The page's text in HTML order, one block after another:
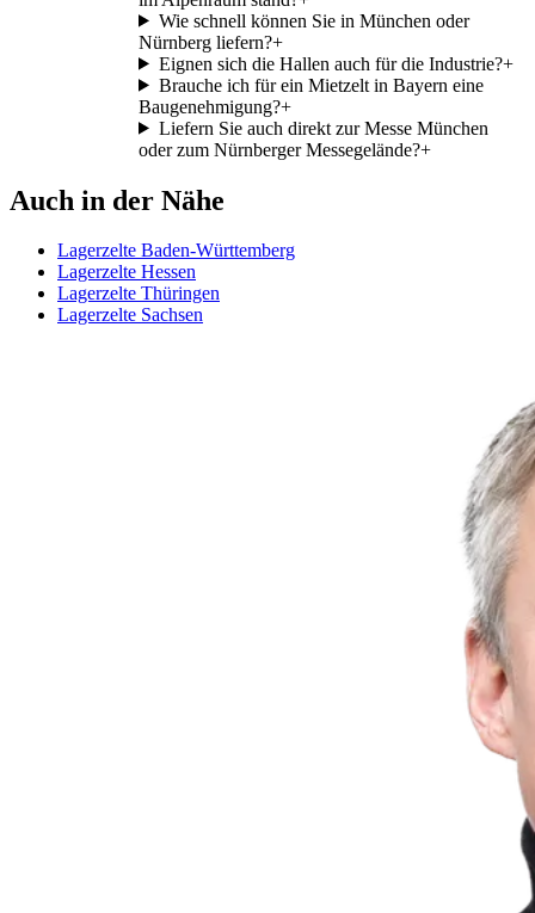
Wie schnell können Sie in München oder
Nürnberg liefern?+
Eignen sich die Hallen auch für die Industrie?+
Brauche ich für ein Mietzelt in Bayern eine
Baugenehmigung?+
Liefern Sie auch direkt zur Messe München
oder zum Nürnberger Messegelände?+
Auch in der Nähe
Lagerzelte Baden-Württemberg
Lagerzelte Hessen
Lagerzelte Thüringen
Lagerzelte Sachsen